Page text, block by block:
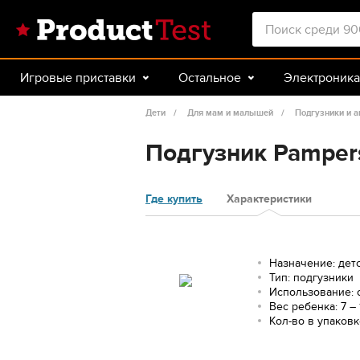
Игровые приставки Остальное Электроника
Авто Спорт и туризм
Дети Для мам и малышей Подгузники и
Подгузник
Где купить Характеристики
Назначение:
Тип: подгузники
Использование:
Вес ребенка: 7 –
Кол-во в